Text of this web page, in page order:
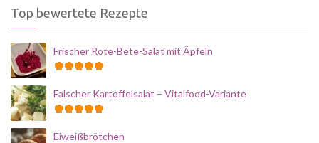
Top bewertete Rezepte
Frischer Rote-Bete-Salat mit Äpfeln
Falscher Kartoffelsalat – Vitalfood-Variante
Eiweißbrötchen